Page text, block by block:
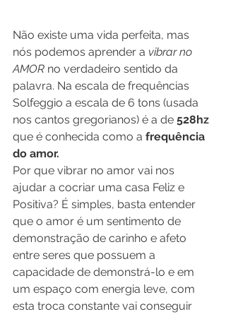
Não existe uma vida perfeita, mas
nós podemos aprender a vibrar no
AMOR no verdadeiro sentido da
palavra. Na escala de frequências
Solfeggio a escala de 6 tons (usada
nos cantos gregorianos) é a de 528hz
que é conhecida como a frequência
do amor.
Por que vibrar no amor vai nos
ajudar a cocriar uma casa Feliz e
Positiva? É simples, basta entender
que o amor é um sentimento de
demonstração de carinho e afeto
entre seres que possuem a
capacidade de demonstrá-lo e em
um espaço com energia leve, com
esta troca constante vai conseguir